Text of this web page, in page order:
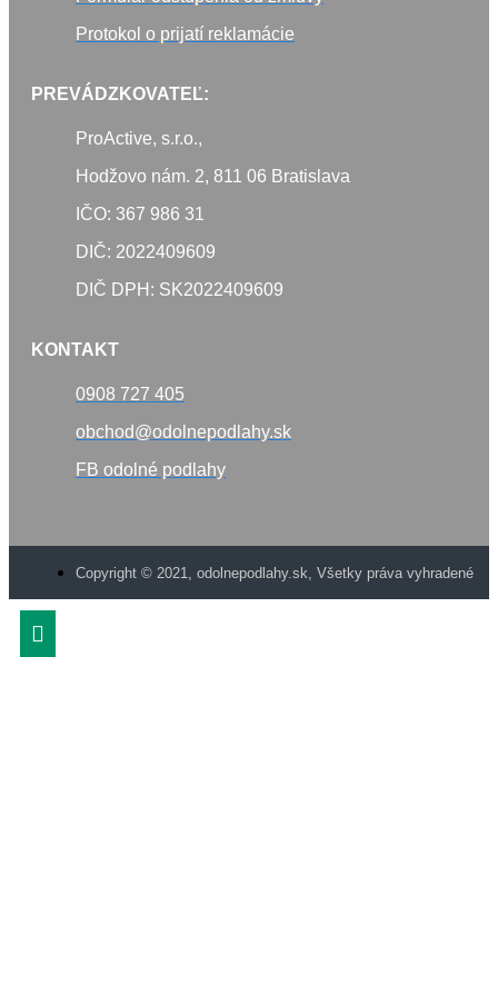
Protokol o prijatí reklamácie
PREVÁDZKOVATEĽ:
ProActive, s.r.o.,
Hodžovo nám. 2, 811 06 Bratislava
IČO: 367 986 31
DIČ: 2022409609
DIČ DPH: SK2022409609
KONTAKT
0908 727 405
obchod@odolnepodlahy.sk
FB odolné podlahy
Copyright © 2021, odolnepodlahy.sk, Všetky práva vyhradené